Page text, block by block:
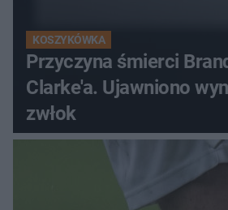
KOSZYKÓWKA
Przyczyna śmierci
Clarke'a. Ujawniono
zwłok